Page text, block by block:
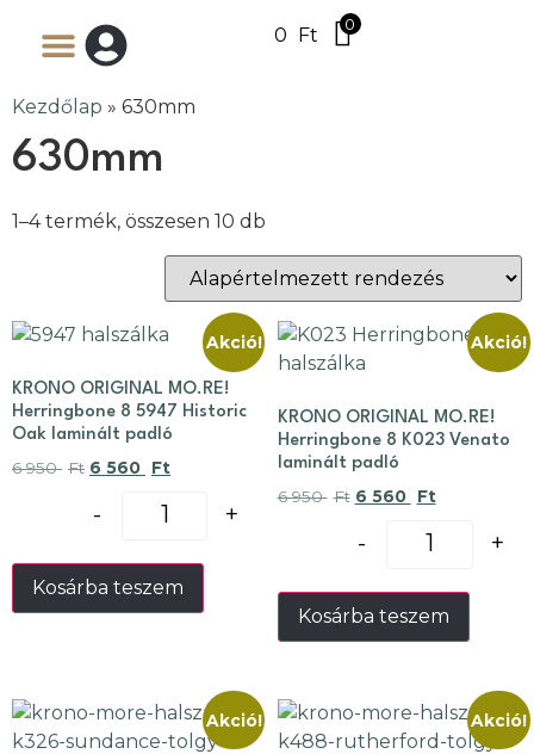
0 Ft 0
Kezdőlap » 630mm
630mm
1–4 termék, összesen 10 db
Akció!
KRONO ORIGINAL MO.RE!
Herringbone 8 5947 Historic
Oak laminált padló
6 950 Ft 6 560 Ft
- +
Kosárba teszem
Akció!
KRONO ORIGINAL MO.RE!
Herringbone 8 K023 Venato
laminált padló
6 950 Ft 6 560 Ft
- +
Kosárba teszem
Akció! Akció!